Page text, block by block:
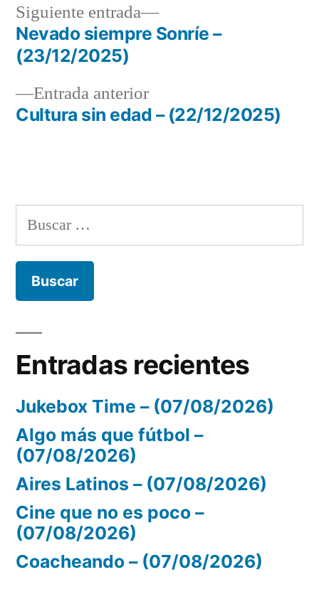
Navegación
entradas
Entrada anteriorEntrada
anterior:
Cultura sin edad – (22/12/2025)
Siguiente entrada
Siguiente
entrada:
Nevado siempre Sonríe –
(23/12/2025)
Buscar:
Entradas recientes
Jukebox Time – (07/08/2026)
Algo más que fútbol –
(07/08/2026)
Aires Latinos – (07/08/2026)
Cine que no es poco –
(07/08/2026)
Coacheando – (07/08/2026)